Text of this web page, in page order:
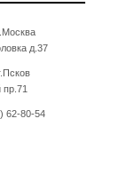
д.37
пр.71
62-80-54